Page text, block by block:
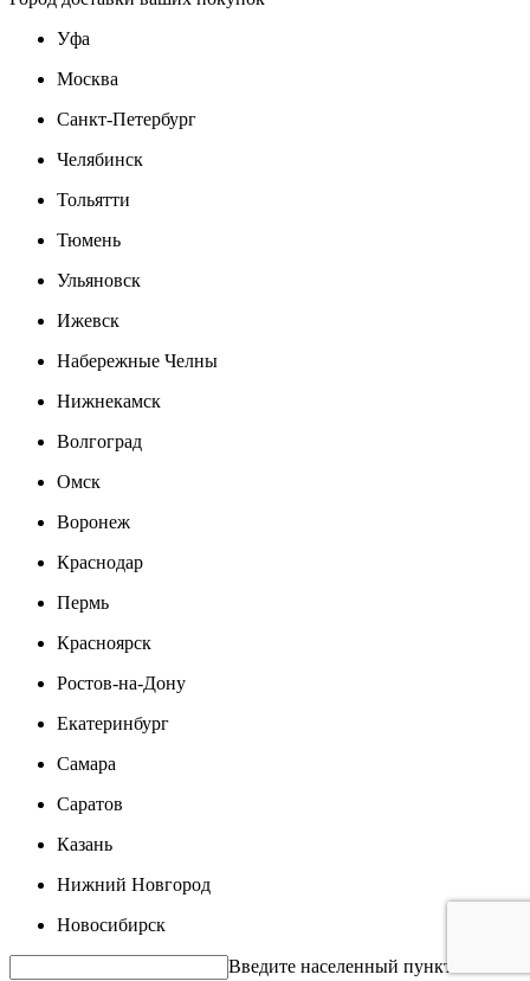
Уфа
Москва
Санкт-Петербург
Челябинск
Тольятти
Тюмень
Ульяновск
Ижевск
Набережные Челны
Нижнекамск
Волгоград
Омск
Воронеж
Краснодар
Пермь
Красноярск
Ростов-на-Дону
Екатеринбург
Самара
Саратов
Казань
Нижний Новгород
Новосибирск
Введите населенный пункт